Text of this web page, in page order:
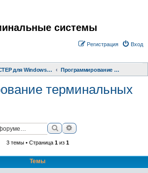
системы
Вход
Регистрация
АСТЕР для Windows 2000/XP/ 7/ 8/ 10 Программирование терминальных систем
терминальных
ПоискРасширенный поиск
3 темы • Страница 1из 1
Темы